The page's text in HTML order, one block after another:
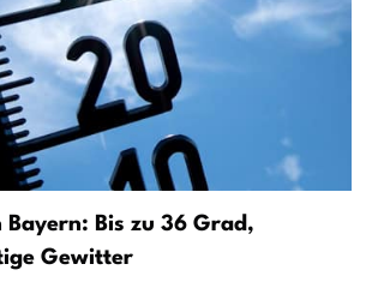
Bayern: Bis zu 36 Grad,
Gewitter